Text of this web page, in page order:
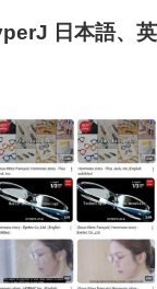
日本語、英